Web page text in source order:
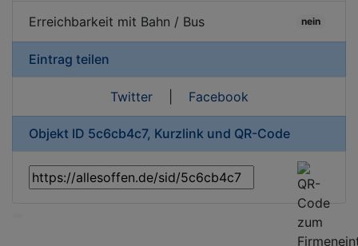
Erreichbarkeit mit Bahn / Bus nein
Eintrag teilen
Twitter| Facebook
Objekt ID 5c6cb4c7, Kurzlink und QR-Code